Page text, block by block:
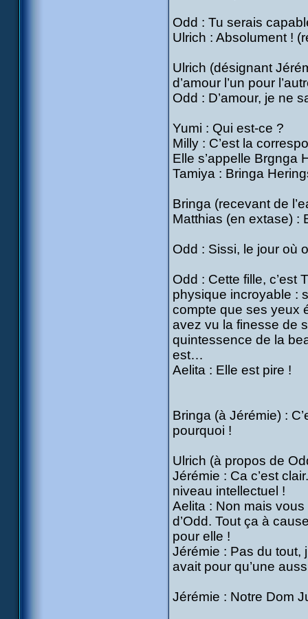
Odd : Tu serais
Ulrich : Absolument !
Ulrich (désignant
d’amour l’un pour
Odd : D’amour, je ne
Yumi : Qui est-ce ?
Milly : C’est la
Elle s’appelle
Tamiya : Bringa
Bringa (recevant de
Matthias (en extase) :
Odd : Sissi, le jour où
Odd : Cette fille, c’est
physique incroyable :
compte que ses yeux
avez vu la finesse de
quintessence de la
est…
Aelita : Elle est pire !
Bringa (à Jérémie) :
pourquoi !
Ulrich (à propos de
Jérémie : Ca c’est
niveau intellectuel !
Aelita : Non mais
d’Odd. Tout ça à
pour elle !
Jérémie : Pas du tout,
avait pour qu’une
Jérémie : Notre Dom